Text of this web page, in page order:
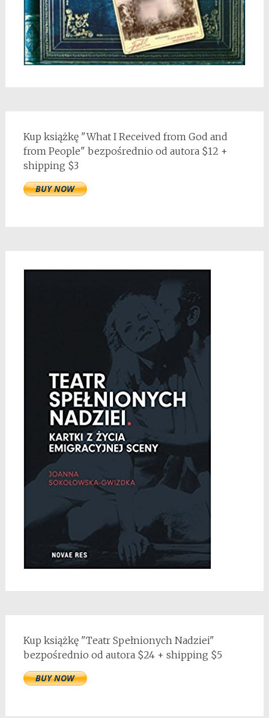
Kup książkę "What I Received from God and
from People" bezpośrednio od autora $12 +
shipping $3
Kup książkę "Teatr Spełnionych Nadziei"
bezpośrednio od autora $24 + shipping $5